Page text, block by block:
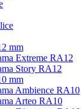
mm
Extreme RA12
Story RA12
mm
Ambience RA10
Arteo RA10